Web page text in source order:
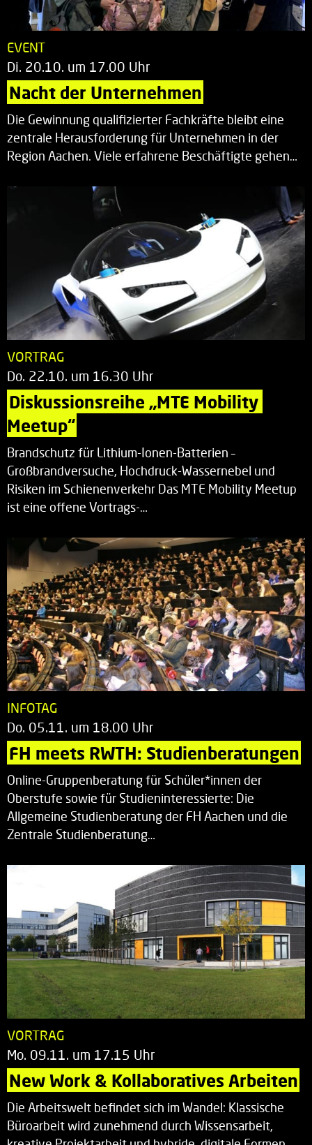
EVENT
Di. 20.10. um 17.00 Uhr
Nacht der Unternehmen
Die Gewinnung qualifizierter Fachkräfte bleibt eine
zentrale Herausforderung für Unternehmen in der
Region Aachen. Viele erfahrene Beschäftigte gehen…
VORTRAG
Do. 22.10. um 16.30 Uhr
Diskussionsreihe „MTE Mobility
Meetup“
Brandschutz für Lithium-Ionen-Batterien –
Großbrandversuche, Hochdruck-Wassernebel und
Risiken im Schienenverkehr Das MTE Mobility Meetup
ist eine offene Vortrags-…
INFOTAG
Do. 05.11. um 18.00 Uhr
FH meets RWTH: Studienberatungen
Online-Gruppenberatung für Schüler*innen der
Oberstufe sowie für Studieninteressierte: Die
Allgemeine Studienberatung der FH Aachen und die
Zentrale Studienberatung…
VORTRAG
Mo. 09.11. um 17.15 Uhr
New Work & Kollaboratives Arbeiten
Die Arbeitswelt befindet sich im Wandel: Klassische
Büroarbeit wird zunehmend durch Wissensarbeit,